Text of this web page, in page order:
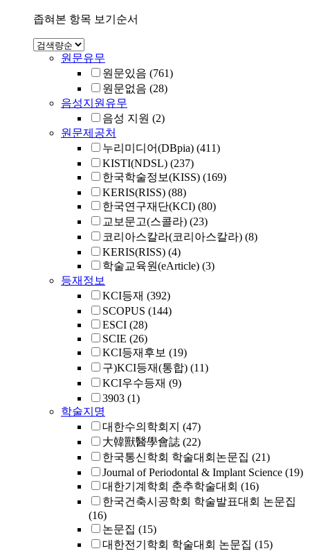
좁혀본 항목 보기순서
원문유무
원문있음 (761)
원문없음 (28)
음성지원유무
음성 지원 (2)
원문제공처
누리미디어(DBpia) (411)
KISTI(NDSL) (237)
한국학술정보(KISS) (169)
KERIS(RISS) (88)
한국연구재단(KCI) (80)
교보문고(스콜라) (23)
코리아스칼라(코리아스칼라) (8)
KERIS(RISS) (4)
학술교육원(eArticle) (3)
등재정보
KCI등재 (392)
SCOPUS (144)
ESCI (28)
SCIE (26)
KCI등재후보 (19)
구)KCI등재(통합) (11)
KCI우수등재 (9)
3903 (1)
학술지명
대한수의학회지 (47)
大韓獸醫學會誌 (22)
한국통신학회 학술대회논문집 (21)
Journal of Periodontal & Implant Science (19)
대한기계학회 춘추학술대회 (16)
한국건축시공학회 학술발표대회 논문집
(16)
논문집 (15)
대한전기학회 학술대회 논문집 (15)